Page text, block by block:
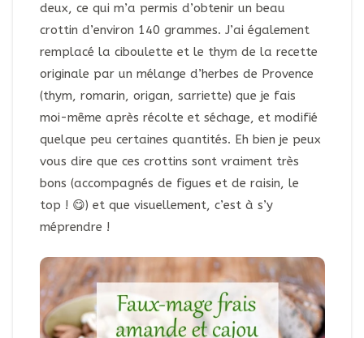
deux, ce qui m’a permis d’obtenir un beau
crottin d’environ 140 grammes. J’ai également
remplacé la ciboulette et le thym de la recette
originale par un mélange d’herbes de Provence
(thym, romarin, origan, sarriette) que je fais
moi-même après récolte et séchage, et modifié
quelque peu certaines quantités. Eh bien je peux
vous dire que ces crottins sont vraiment très
bons (accompagnés de figues et de raisin, le
top ! 😋) et que visuellement, c’est à s’y
méprendre !